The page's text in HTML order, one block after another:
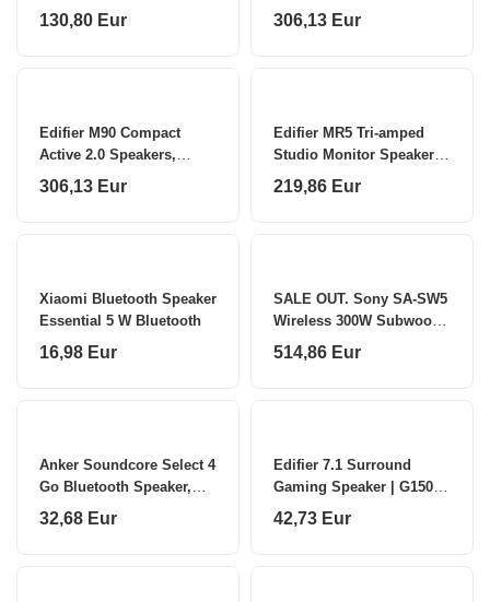
130,80 Eur
Black
306,13 Eur
Edifier M90 Compact
Active 2.0 Speakers,
White
306,13 Eur
Edifier MR5 Tri-amped
Studio Monitor Speakers,
White
219,86 Eur
Xiaomi Bluetooth Speaker
Essential 5 W Bluetooth
16,98 Eur
SALE OUT. Sony SA-SW5
Wireless 300W Subwoofer
for HT-A9/A7000 Sony
Speaker Subwoofer for
514,86 Eur
Anker Soundcore Select 4
Go Bluetooth Speaker,
5W, Golden Anker
Soundcore
32,68 Eur
Edifier 7.1 Surround
Gaming Speaker | G1500
BAR | Bluetooth | White |
Wireless connection
42,73 Eur